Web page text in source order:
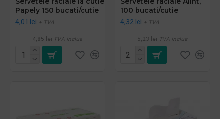
Papely 150 bucati/cutie
4,01 lei + TVA
4,85 lei TVA inclus
100 bucati/cutie
4,32 lei + TVA
5,23 lei TVA inclus